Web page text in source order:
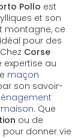
Pollo est
et son
montagne, ce
pour des
Corse
expertise au
maçon
son savoir-
. Que
ou de
donner vie